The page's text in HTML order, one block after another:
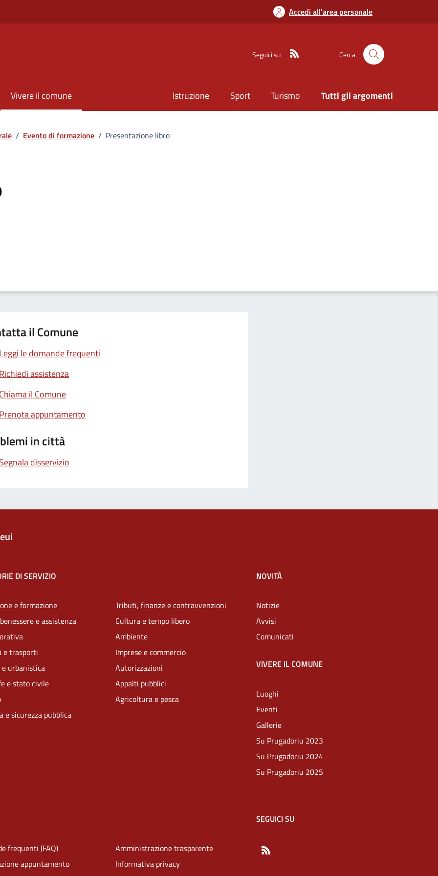
Accedi all'area personale
Seguici su Cerca
Vivere il comune Istruzione Sport Turismo Tutti gli argomenti
/ Evento di formazione / Presentazione libro
il Comune
le domande frequenti
assistenza
il Comune
appuntamento
in città
disservizio
DI SERVIZIO
e formazione
e assistenza
e trasporti
urbanistica
e stato civile
e sicurezza pubblica
Tributi, finanze e contravvenzioni
Cultura e tempo libero
Ambiente
Imprese e commercio
Autorizzazioni
Appalti pubblici
Agricoltura e pesca
NOVITÀ
Notizie
Avvisi
Comunicati
VIVERE IL COMUNE
Luoghi
Eventi
Gallerie
Su Prugadoriu 2023
Su Prugadoriu 2024
Su Prugadoriu 2025
frequenti (FAQ)
appuntamento
Amministrazione trasparente
Informativa privacy
SEGUICI SU